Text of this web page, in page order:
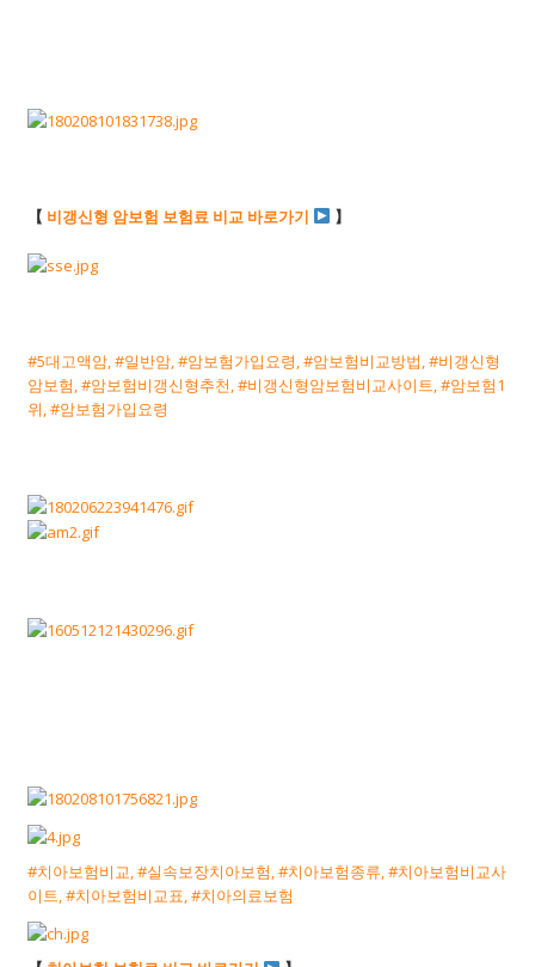
【 비갱신형 암보험 보험료 비교 바로가기 】
#5대고액암, #일반암, #암보험가입요령, #암보험비교방법, #비갱신형
암보험, #암보험비갱신형추천, #비갱신형암보험비교사이트, #암보험1
위, #암보험가입요령
#치아보험비교, #실속보장치아보험, #치아보험종류, #치아보험비교사
이트, #치아보험비교표, #치아의료보험